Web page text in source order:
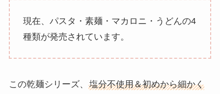
現在、パスタ・素麺・マカロニ・うどんの4
種類が発売されています。
この乾麺シリーズ、 塩分不使用＆初めから細かく